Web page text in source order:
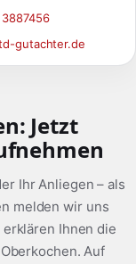
Jetzt
Ihr Anliegen – als
melden wir uns
Ihnen die
Auf
gutachter.de